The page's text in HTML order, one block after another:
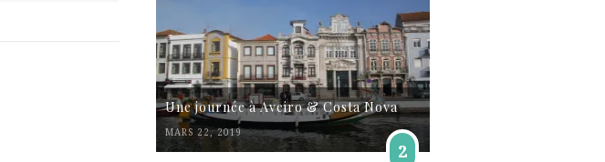
Une journée à Aveiro & Costa Nova
MARS 22, 2019
2